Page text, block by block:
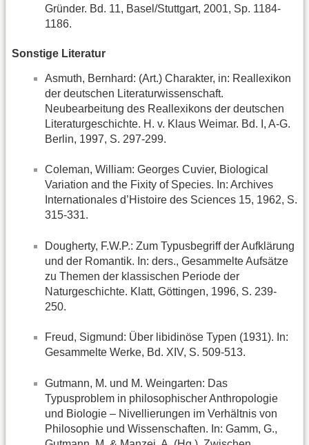
Gründer. Bd. 11, Basel/Stuttgart, 2001, Sp. 1184-
1186.
Sonstige Literatur
Asmuth, Bernhard: (Art.) Charakter, in: Reallexikon
der deutschen Literaturwissenschaft.
Neubearbeitung des Reallexikons der deutschen
Literaturgeschichte. H. v. Klaus Weimar. Bd. I, A-G.
Berlin, 1997, S. 297-299.
Coleman, William: Georges Cuvier, Biological
Variation and the Fixity of Species. In: Archives
Internationales d’Histoire des Sciences 15, 1962, S.
315-331.
Dougherty, F.W.P.: Zum Typusbegriff der Aufklärung
und der Romantik. In: ders., Gesammelte Aufsätze
zu Themen der klassischen Periode der
Naturgeschichte. Klatt, Göttingen, 1996, S. 239-
250.
Freud, Sigmund: Über libidinöse Typen (1931). In:
Gesammelte Werke, Bd. XIV, S. 509-513.
Gutmann, M. und M. Weingarten: Das
Typusproblem in philosophischer Anthropologie
und Biologie – Nivellierungen im Verhältnis von
Philosophie und Wissenschaften. In: Gamm, G.,